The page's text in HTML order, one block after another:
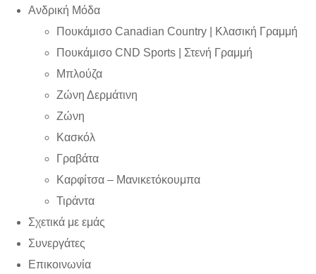
Ανδρική Μόδα
Πουκάμισο Canadian Country | Kλασική Γραμμή
Πουκάμισο CND Sports | Στενή Γραμμή
Μπλούζα
Ζώνη Δερμάτινη
Ζώνη
Κασκόλ
Γραβάτα
Καρφίτσα – Μανικετόκουμπα
Τιράντα
Σχετικά με εμάς
Συνεργάτες
Επικοινωνία